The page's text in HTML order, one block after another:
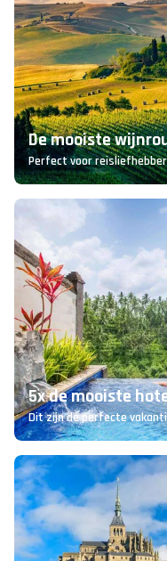
De mooiste
Perfect voor
5x de mooiste
Dit zijn de perfecte